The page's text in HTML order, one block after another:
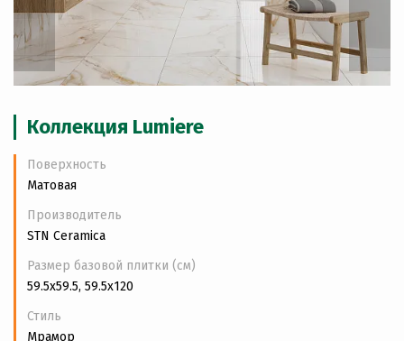
Коллекция Lumiere
Поверхность
Матовая
Производитель
STN Ceramica
Размер базовой плитки (см)
59.5x59.5, 59.5x120
Стиль
Мрамор